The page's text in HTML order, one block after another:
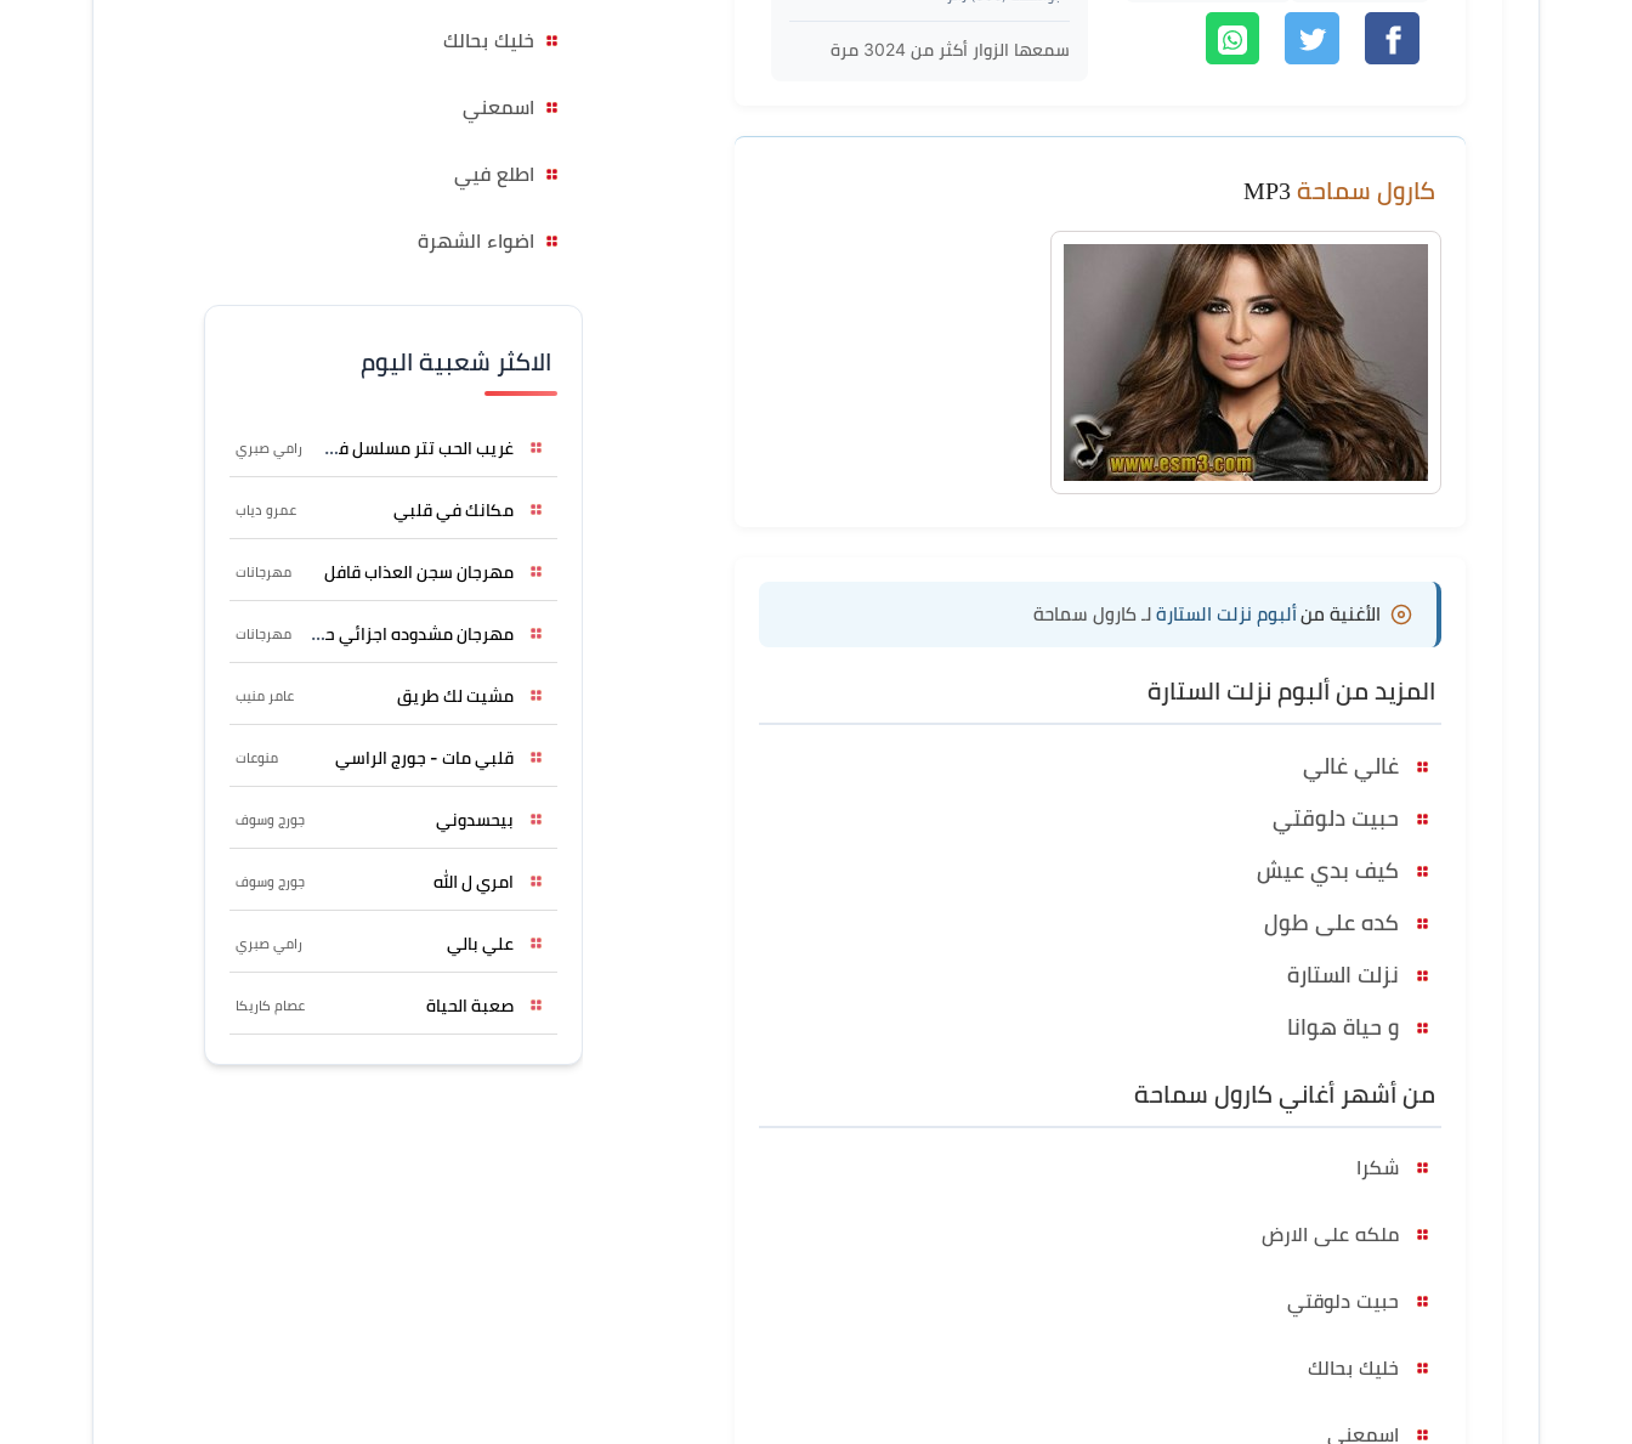
سمعها الزوار أكثر من3024 مرة
كارول سماحة
الأغنية منألبوم نزلت الستارة لـ كارول سماحة
المزيد من ألبوم نزلت الستارة
غالي غالي
حبيت دلوقتي
كيف بدي عيش
كده على طول
نزلت الستارة
و حياة هوانا
من أشهر أغاني كارول سماحة
شكرا
ملكه على الارض
حبيت دلوقتي
خليك بحالك
اسمعني
خليك بحالك
اسمعني
اطلع فيي
اضواء الشهرة
الاكثر شعبية اليوم
غريب الحب تتر مسلسل فرصة رامي صبري
مكانك في قلبي عمرو دياب
مهرجان سجن العذاب قافل مهرجانات
مهرجان مشدوده اجزائي حربونى مهرجانات
مشيت لك طريق عامر منيب
قلبي مات - جورج الراسي منوعات
بيحسدوني جورج وسوف
امري ل الله جورج وسوف
علي بالي رامي صبري
صعبة الحياة عصام كاريكا